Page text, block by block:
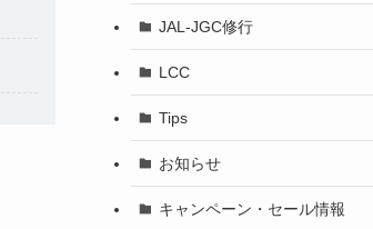
JAL-JGC修行
LCC
Tips
お知らせ
キャンペーン・セール情報